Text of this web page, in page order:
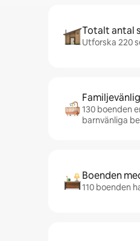
Totalt antal
Utforska 220
130 boenden
barnvänliga
Boenden
110 boenden